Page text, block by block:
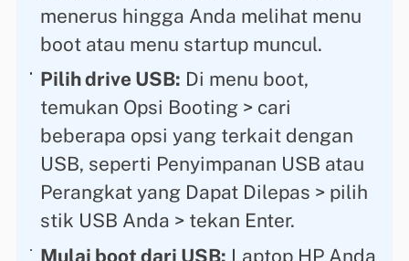
menerus hingga Anda melihat menu
boot atau menu startup muncul.
Pilih drive USB: Di menu boot,
temukan Opsi Booting > cari
beberapa opsi yang terkait dengan
USB, seperti Penyimpanan USB atau
Perangkat yang Dapat Dilepas > pilih
stik USB Anda > tekan Enter.
Mulai boot dari USB: Laptop HP Anda